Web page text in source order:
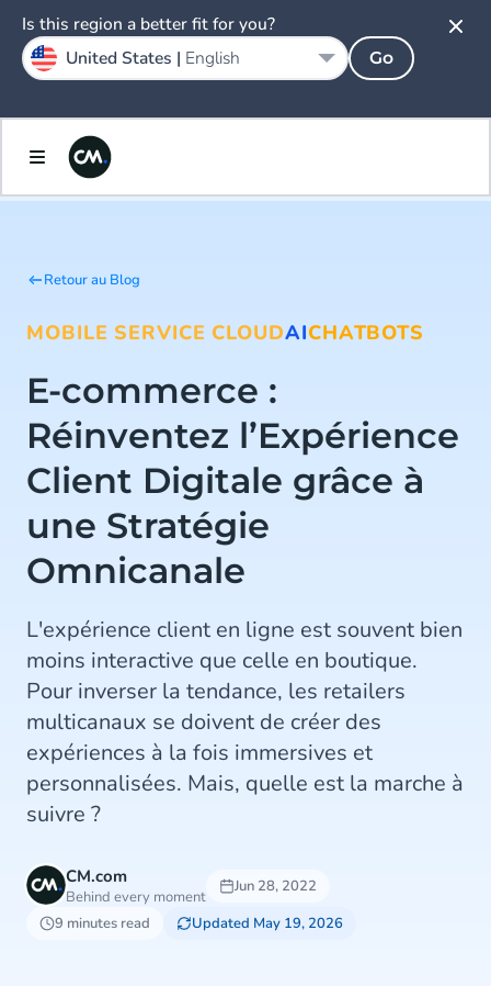
Retour au Blog
MOBILE SERVICE CLOUDAICHATBOTS
E-commerce :
Réinventez l’Expérience
Client Digitale grâce à
une Stratégie
Omnicanale
L'expérience client en ligne est souvent bien
moins interactive que celle en boutique.
Pour inverser la tendance, les retailers
multicanaux se doivent de créer des
expériences à la fois immersives et
personnalisées. Mais, quelle est la marche à
suivre ?
CM.com
Behind every moment
Jun 28, 2022
9 minutes read
Updated May 19, 2026
Is this region a better fit for you?
United States | English Go